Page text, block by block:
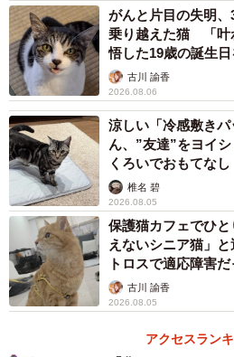
ツルツルのところでも登るよ
長坂さんの妻の実家は静岡県に
良猫がたくさん住み着いていた。
猫たちが民家の敷地内や家屋に出
ない。交通量も少ないので、猫
た。長坂さんは、捕獲器を使わな
係を深めながら母猫のTNRをして
を見計らって里親に譲渡している
がんと片目の失明
乗り越えた猫 「叶
悟した19歳の誕生
古川 諭香
2026.08.06
涼しい「冷感敷き
ん、”友達”をヨイ
くろいでおもてなし
椎名 碧
2026.08.05
保護猫カフェでひ
えないシニア猫」
トロスで適応障害
古川 諭香
2026.08.05
アクセスラン